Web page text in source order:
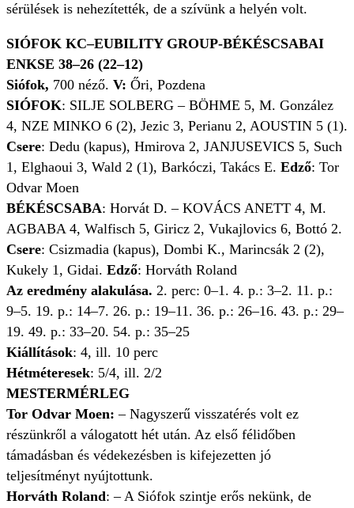
sérülések is nehezítették, de a szívünk a helyén volt.
SIÓFOK KC–EUBILITY GROUP-BÉKÉSCSABAI
ENKSE 38–26 (22–12)
Siófok, 700 néző. V: Őri, Pozdena
SIÓFOK: SILJE SOLBERG – BÖHME 5, M. González
4, NZE MINKO 6 (2), Jezic 3, Perianu 2, AOUSTIN 5 (1).
Csere: Dedu (kapus), Hmirova 2, JANJUSEVICS 5, Such
1, Elghaoui 3, Wald 2 (1), Barkóczi, Takács E. Edző: Tor
Odvar Moen
BÉKÉSCSABA: Horvát D. – KOVÁCS ANETT 4, M.
AGBABA 4, Walfisch 5, Giricz 2, Vukajlovics 6, Bottó 2.
Csere: Csizmadia (kapus), Dombi K., Marincsák 2 (2),
Kukely 1, Gidai. Edző: Horváth Roland
Az eredmény alakulása. 2. perc: 0–1. 4. p.: 3–2. 11. p.:
9–5. 19. p.: 14–7. 26. p.: 19–11. 36. p.: 26–16. 43. p.: 29–
19. 49. p.: 33–20. 54. p.: 35–25
Kiállítások: 4, ill. 10 perc
Hétméteresek: 5/4, ill. 2/2
MESTERMÉRLEG
Tor Odvar Moen: – Nagyszerű visszatérés volt ez
részünkről a válogatott hét után. Az első félidőben
támadásban és védekezésben is kifejezetten jó
teljesítményt nyújtottunk.
Horváth Roland: – A Siófok szintje erős nekünk, de